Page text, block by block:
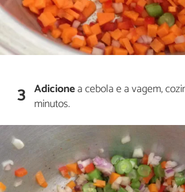
3 Adicionea cebola e a vagem,
minutos.